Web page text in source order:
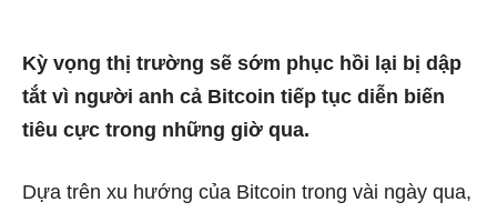
Kỳ vọng thị trường sẽ sớm phục hồi lại bị dập
tắt vì người anh cả Bitcoin tiếp tục diễn biến
tiêu cực trong những giờ qua.
Dựa trên xu hướng của Bitcoin trong vài ngày qua,